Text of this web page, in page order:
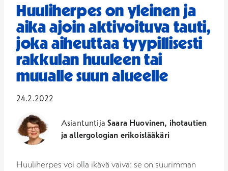
Huuliherpes on yleinen ja
aika ajoin aktivoituva tauti,
joka aiheuttaa tyypillisesti
rakkulan huuleen tai
muualle suun alueelle
24.2.2022
AsiantuntijaSaara Huovinen, ihotautien
ja allergologian erikoislääkäri
Huuliherpes voi olla ikävä vaiva: se on suurimman